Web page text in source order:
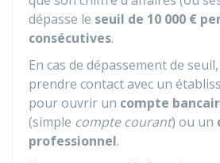
dépasse le seuil de 10 000 €
consécutives.
En cas de dépassement de
prendre contact avec un
pour ouvrir un compte
(simple compte courant) ou un
professionnel.